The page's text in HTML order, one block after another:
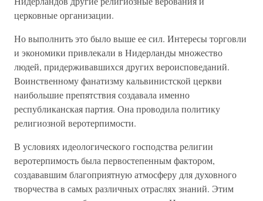
церковные организации.
Но выполнить это было выше ее сил. Интересы торговли
и экономики привлекали в Нидерланды множество
людей, придерживавшихся других вероисповеданий.
Воинственному фанатизму кальвинистской церкви
наибольшие препятствия создавала именно
республиканская партия. Она проводила политику
религиозной веротерпимости.
В условиях идеологического господства религии
веротерпимость была первостепенным фактором,
создававшим благоприятную атмосферу для духовного
творчества в самых различных отраслях знаний. Этим